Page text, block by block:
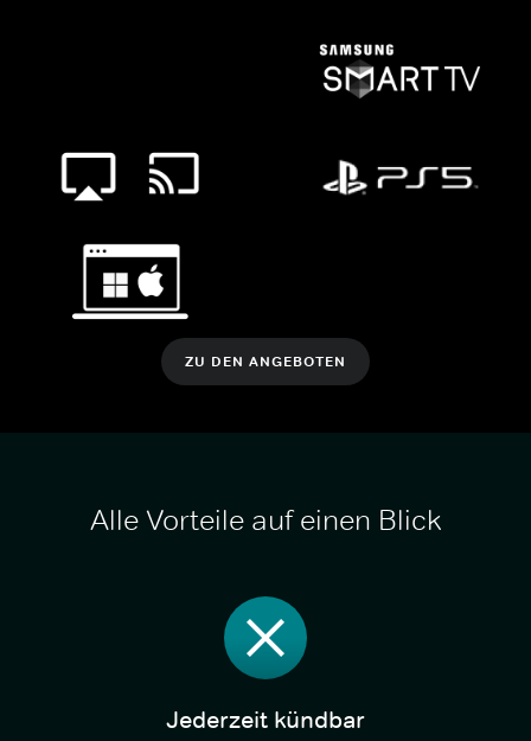
ZU DEN ANGEBOTEN
Alle Vorteile auf einen Blick
Jederzeit kündbar